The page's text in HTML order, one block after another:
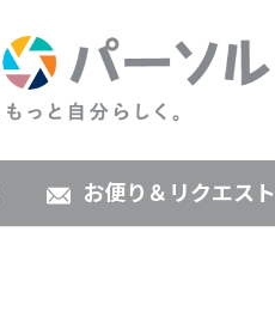
お便り＆リクエスト